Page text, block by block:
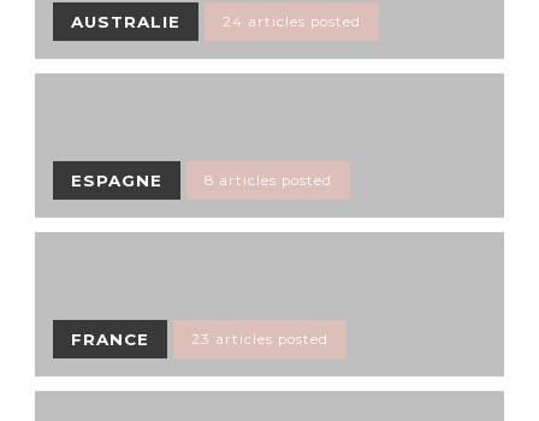
AUSTRALIE 24 articles posted
ESPAGNE 8 articles posted
FRANCE 23 articles posted